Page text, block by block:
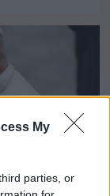
My
parties, or